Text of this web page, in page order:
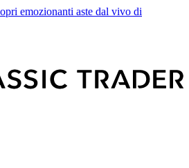
emozionanti aste dal vivo di